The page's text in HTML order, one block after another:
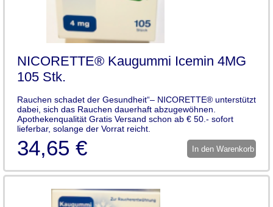
NICORETTE® Kaugummi Icemin 4MG
105 Stk.
Rauchen schadet der Gesundheit“– NICORETTE® unterstützt
dabei, sich das Rauchen dauerhaft abzugewöhnen.
Apothekenqualität Gratis Versand schon ab € 50.- sofort
lieferbar, solange der Vorrat reicht.
34,65 € In den Warenkorb